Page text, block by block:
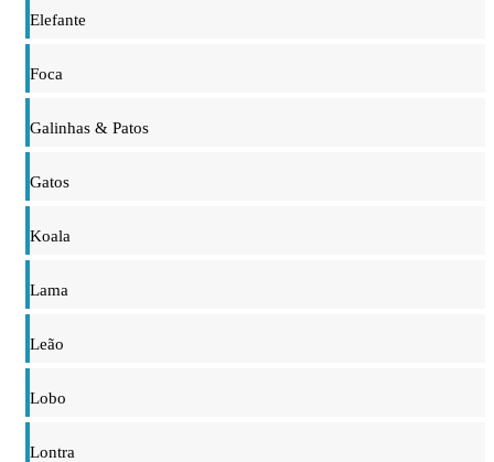
Elefante
Foca
Galinhas & Patos
Gatos
Koala
Lama
Leão
Lobo
Lontra